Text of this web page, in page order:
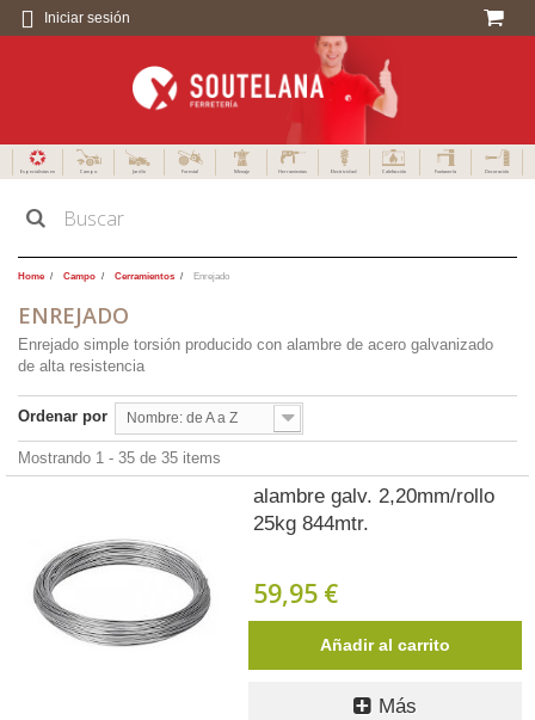
Iniciar sesión
Especialistas en Campo Jardín Forestal Menaje Herramientas Electricidad Calefacción Fontanería Decoración
Home Campo Cerramientos Enrejado
ENREJADO
Enrejado simple torsión producido con alambre de acero galvanizado
de alta resistencia
Ordenar por Nombre: de A a Z
Mostrando 1 - 35 de 35 items
alambre galv. 2,20mm/rollo
25kg 844mtr.
59,95 €
Añadir al carrito
Más